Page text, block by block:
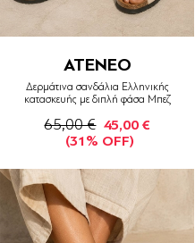
ATENEO
Δερμάτινα σανδάλια Ελληνικής
κατασκευής με διπλή φάσα Μπεζ
65,00 € 45,00 €
(31% OFF)